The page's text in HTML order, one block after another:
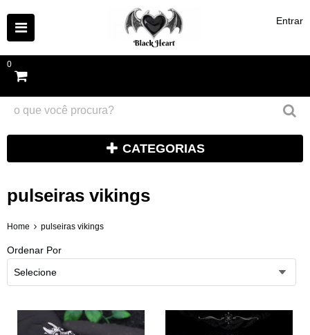
Entrar
0
CATEGORIAS
pulseiras vikings
Home pulseiras vikings
Ordenar Por
Selecione